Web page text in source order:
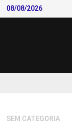
Skip
to
08/08/2026
SEM CATEGORIA